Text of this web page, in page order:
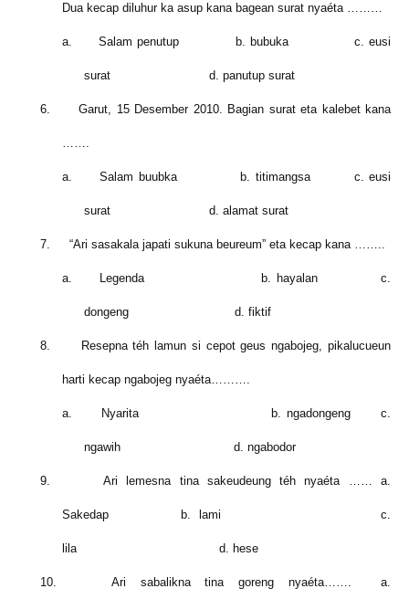
Dua kecap diluhur ka asup kana bagean surat nyaéta ………
a. Salam penutup b. bubuka c. eusi
surat d. panutup surat
6. Garut, 15 Desember 2010. Bagian surateta kalebet kana
…….
a. Salam buubka b. titimangsa c. eusi
surat d. alamat surat
7. “Ari sasakala japati sukuna beureum” eta kecap kana ……..
a. Legenda b. hayalan c.
dongeng d. fiktif
8. Resepna téh lamun si cepot geus ngabojeg, pikalucueun
harti kecap ngabojeg nyaéta……….
a. Nyarita b. ngadongeng c.
ngawih d. ngabodor
9. Ari lemesna tina sakeudeung téh nyaéta …… a.
Sakedap b. lami c.
lila d. hese
10. Ari sabalikna tina goreng nyaéta……. a.